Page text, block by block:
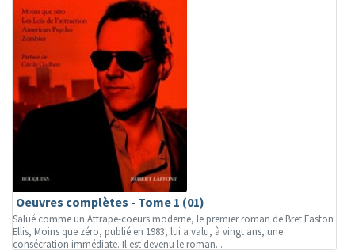
Oeuvres complètes - Tome 1 (01)
Salué comme un Attrape-coeurs moderne, le premier roman de Bret Easton
Ellis, Moins que zéro, publié en 1983, lui a valu, à vingt ans, une
consécration immédiate. Il est devenu le roman...